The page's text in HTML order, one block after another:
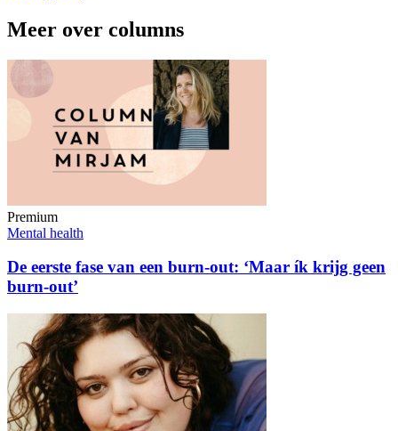
Meer over columns
Premium
Mental health
De eerste fase van een burn-out: ‘Maar ík krijg geen
burn-out’